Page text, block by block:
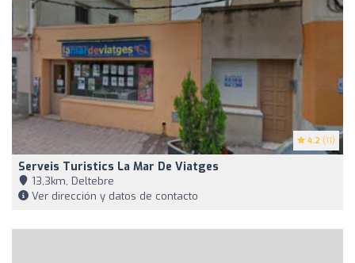
4.2 (11)
Serveis Turistics La Mar De Viatges
13,3km, Deltebre
Ver dirección y datos de contacto